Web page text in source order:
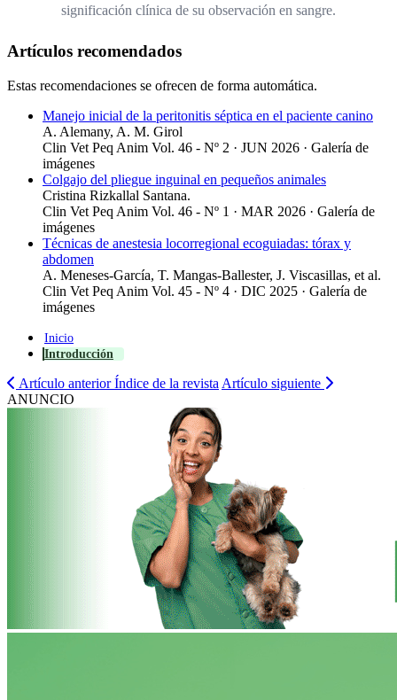
significación clínica de su observación en sangre.
Artículos recomendados
Estas recomendaciones se ofrecen de forma automática.
Manejo inicial de la peritonitis séptica en el paciente canino
A. Alemany, A. M. Girol
Clin Vet Peq Anim Vol. 46 - Nº 2 · JUN 2026 · Galería de
imágenes
Colgajo del pliegue inguinal en pequeños animales
Cristina Rizkallal Santana.
Clin Vet Peq Anim Vol. 46 - Nº 1 · MAR 2026 · Galería de
imágenes
Técnicas de anestesia locorregional ecoguiadas: tórax y
abdomen
A. Meneses-García, T. Mangas-Ballester, J. Viscasillas, et al.
Clin Vet Peq Anim Vol. 45 - Nº 4 · DIC 2025 · Galería de
imágenes
Inicio
Introducción
Artículo anterior Índice de la revista Artículo siguiente
ANUNCIO